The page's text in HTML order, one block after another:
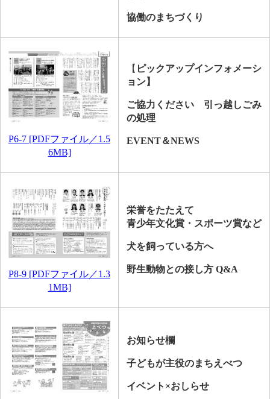
協働のまちづくり
P6-7 [PDFファイル／1.5
6MB]
【 ピックアップインフォメーシ
ョン】
ご協力ください 引っ越しごみ
の処理
EVENT＆NEWS​
P8-9 [PDFファイル／1.3
1MB]
栄誉をたたえて
青少年文化賞・スポーツ賞など
犬を飼っている方へ
野生動物との接し方 Q&A
お知らせ欄
子どもが主役のまちえべつ​​
イベント×おしらせ